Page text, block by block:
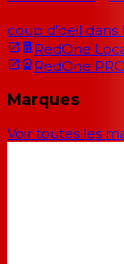
coup d'oeil dans
RedOne
RedOne PRO
Marques
Voir toutes les